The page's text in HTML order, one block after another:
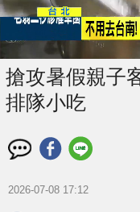
搶攻暑假親子
排隊小吃
2026-07-08 17:12